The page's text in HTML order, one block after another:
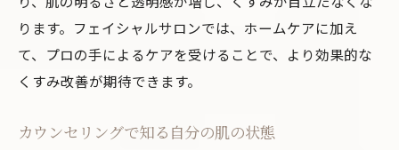
体験者が語る！通うことで得られる安心感
プロのエステティシャンが教える熊本市東区で
プロがおすすめするスキンケアアイテム
ります。フェイシャルサロンでは、ホームケアに加え
て、プロの手によるケアを受けることで、より効果的な
くすみ改善が期待できます。
カウンセリングで知る自分の肌の状態